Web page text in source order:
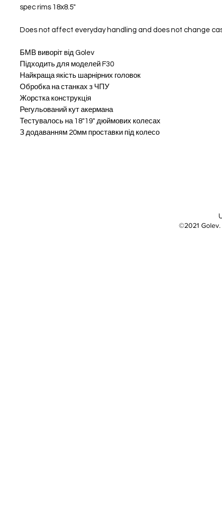
spec rims 18x8.5"
Does not affect everyday handling and does not change
БМВ виворіт від Golev
Підходить для моделей F30
Найкраща якість шарнірних головок
Обробка на станках з ЧПУ
Жорстка конструкція
Регульований кут акермана
Тестувалось на 18"19" дюймових колесах
З додаванням 20мм проставки під колесо
©2021 Golev.